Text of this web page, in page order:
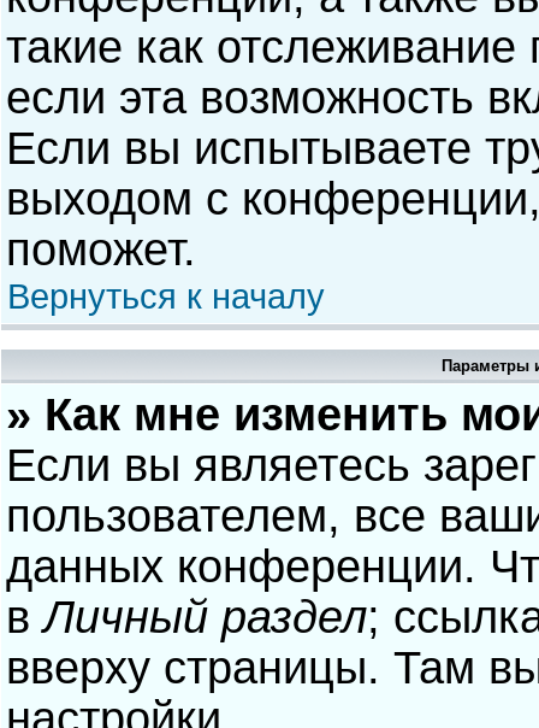
такие как
если эта возможность
Если вы испытываете
выходом с
поможет.
Вернуться к началу
Параметры
» Как мне изменить
Если вы являетесь
пользователем, все
данных конференции.
вЛичный раздел;
вверху страницы. Там